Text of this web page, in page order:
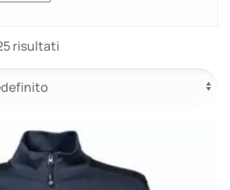
risultati